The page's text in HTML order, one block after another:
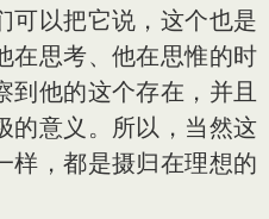
可以把它说，这个也是
在思考、他在思惟的时
到他的这个存在，并且
的意义。所以，当然这
样，都是摄归在理想的